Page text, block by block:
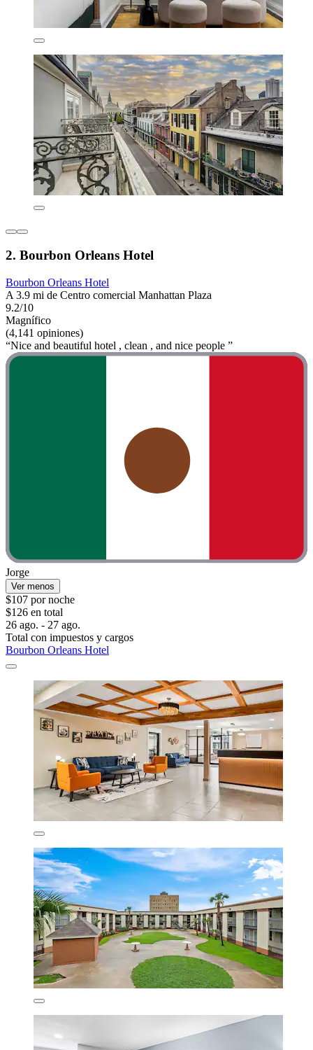
2. Bourbon Orleans Hotel
Bourbon Orleans Hotel
A 3.9 mi de Centro comercial Manhattan Plaza
9.2/10
Magnífico
(4,141 opiniones)
“Nice and beautiful hotel , clean , and nice people ”
Jorge
Ver menos
$107 por noche
$126 en total
26 ago. - 27 ago.
Total con impuestos y cargos
Bourbon Orleans Hotel